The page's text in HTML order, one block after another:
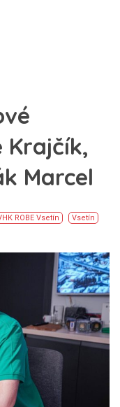
Krajčík,
Marcel
ROBE Vsetín
Vsetín